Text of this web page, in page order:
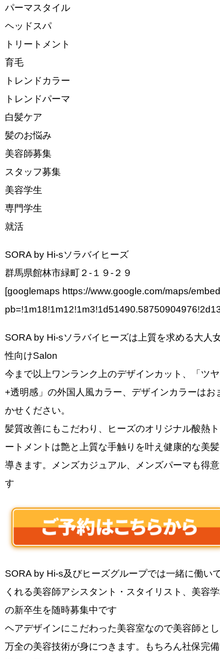
パーマスタイル
ヘッドスパ
トリートメント
育毛
トレンドカラー
トレンドパーマ
白髪ケア
髪のお悩み
美容師募集
スタッフ募集
美容学生
専門学生
就活
SORA by Hi-sソラバイヒーズ
群馬県館林市緑町２-１９-２９
[googlemaps https://www.google.com/maps/
SORA by Hi-sソラバイヒーズは上質を求める大人
性向けSalon
今まで以上ワンランク上のデザインカット、「ツヤ
+透明感」の外国人風カラー、デザインカラーはお
かせください。
髪質改善にもこだわり、ヒーズのオリジナル酸熱
ートメントは艶と上質な手触りを叶え健康的な美
導きます。メンズカジュアル、メンズパーマも得
す
SORA by Hi-s及びヒーズグループでは一緒に働い
くれる美容師アシスタント・スタイリスト、美容
の新卒生を随時募集中です
ヘアデザインにこだわった美容室なので美容師と
万全の美容技術が身につきます。もちろん社保完